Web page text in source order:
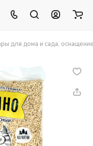
для дома и сада,